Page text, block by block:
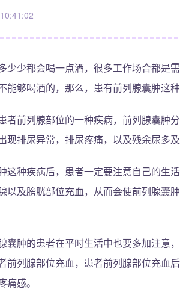
少少都会喝一点酒，很多工作场合都是
能够喝酒的，那么，患有前列腺囊肿这
者前列腺部位的一种疾病，前列腺囊肿
现排尿异常，排尿疼痛，以及残余尿多
这种疾病后，患者一定要注意自己的生
以及膀胱部位充血，从而会使前列腺囊
囊肿的患者在平时生活中也要多加注意
前列腺部位充血，患者前列腺部位充血
痛感。